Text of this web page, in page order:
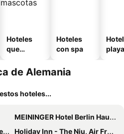
Hoteles
que
mascotas
Hoteles
con spa
playa
de Alemania
hoteles...
MEININGER Hotel Berlin Hauptbahnhof
Holiday Inn - The Niu, Air Frankfurt Messe By Ihg